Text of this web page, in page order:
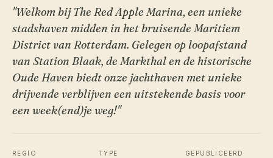
"Welkom bij The Red Apple Marina, een unieke
stadshaven midden in het bruisende Maritiem
District van Rotterdam. Gelegen op loopafstand
van Station Blaak, de Markthal en de historische
Oude Haven biedt onze jachthaven met unieke
drijvende verblijven een uitstekende basis voor
een week(end)je weg!"
REGIO TYPE GEPUBLICEERD